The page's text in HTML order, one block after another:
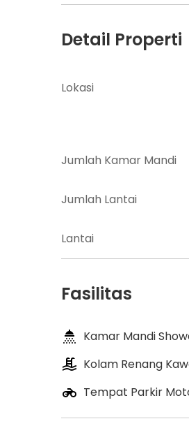
Detail Properti
Lokasi
Jumlah Kamar Mandi
Jumlah Lantai
Lantai
Fasilitas
Kamar Mandi
Kolam Renang
Tempat Parkir